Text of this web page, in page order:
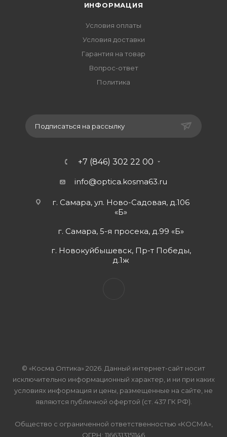
ИНФОРМАЦИЯ
Условия оплаты
Условия доставки
Гарантия на товар
Вопрос-ответ
Политика
Подписаться на рассылку
+7 (846) 302 22 00
info@optica.kosma63.ru
г. Самара, ул. Ново-Садовая, д.106
«Б»
г. Самара, 5-я просека, д.99 «Б»
г. Новокуйбышевск, Пр-т Победы,
д.1ж
© «Косма Оптика» 2026. Данный интернет-сайт носит
исключительно информационный характер, и ни при каких
условиях информация и цены, размещенные на сайте, не
являются публичной офертой (ст. 437 ГК РФ).
Общество с ограниченной ответственностью «КОСМА»,
ОГРН: 1166313151146